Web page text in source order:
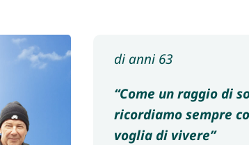
di anni 63
“Come un raggio di
ricordiamo sempre
voglia di vivere”